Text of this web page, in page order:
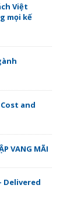
Việt
mọi kế
and
VANG MÃI
Delivered